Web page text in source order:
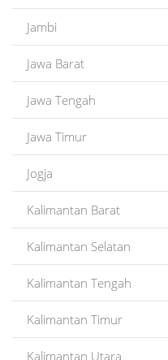
Jambi
Jawa Barat
Jawa Tengah
Jawa Timur
Jogja
Kalimantan Barat
Kalimantan Selatan
Kalimantan Tengah
Kalimantan Timur
Kalimantan Utara